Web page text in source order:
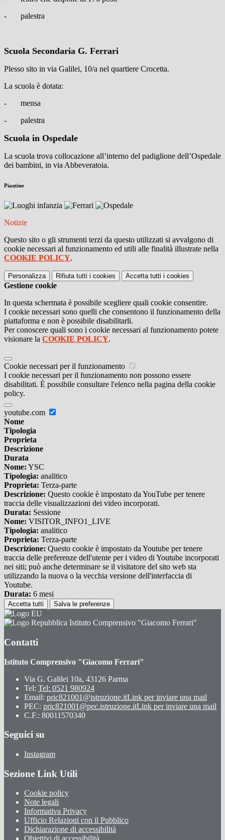
- palestra
Scuola Secondaria G. Ferrari
Plesso sito in via Galilei, 10/a nel quartiere Crocetta.
La scuola è dotata:
- mensa
- palestra
Scuola in Ospedale
La scuola trova collocazione all’interno del padiglione dell’Ospedale
dei bambini, in via Abbeveratoia.
Piantine
Notizie
Questo sito o gli strumenti terzi da questo utilizzati si avvalgono di
cookie necessari al funzionamento ed utili alle finalità illustrate nella
COOKIE POLICY.
Personalizza Rifiuta tutti i cookies Accetta tutti i cookies
Gestione cookie
In questa schermata è possibile scegliere quali cookie consentire.
I cookie necessari sono quelli che consentono il funzionamento della
piattaforma e non è possibile disabilitarli.
Per conoscere quali sono i cookie necessari al funzionamento potete
visionare la COOKIE POLICY.
Cookie necessari per il funzionamento
I cookie necessari per il funzionamento non possono essere
disabilitati. È possibile consultare l'elenco nella pagina della cookie
policy.
youtube.com
Nome
Tipologia
Proprieta
Descrizione
Durata
Nome: YSC
Tipologia: analitico
Proprieta: Terza-parte
Descrizione: Questo cookie è impostato da YouTube per tenere
traccia delle visualizzazioni dei video incorporati.
Durata: Sessione
Nome: VISITOR_INFO1_LIVE
Tipologia: analitico
Proprieta: Terza-parte
Descrizione: Questo cookie è impostato da Youtube per tenere
traccia delle preferenze dell'utente per i video di Youtube incorporati
nei siti; può anche determinare se il visitatore del sito web sta
utilizzando la nuova o la vecchia versione dell'interfaccia di
Youtube.
Durata: 6 mesi
Accetta tutti Salva le preferenze
Istituto Comprensivo "Giacomo Ferrari"
Contatti
Istituto Comprensivo "Giacomo Ferrari"
Via G. Galilei 10a, 43126 Parma
Tel: Tel: 0521 980924
Email: pric821001@istruzione.itLink per inviare una mail
PEC: pric821001@pec.istruzione.itLink per inviare una mail
C.F.: 80011570340
Seguici su
Instagram
Sezione Link Utili
Cookie policy
Note legali
Informativa Privacy
Ufficio Relazioni con il Pubblico
Dichiarazione di accessibilità